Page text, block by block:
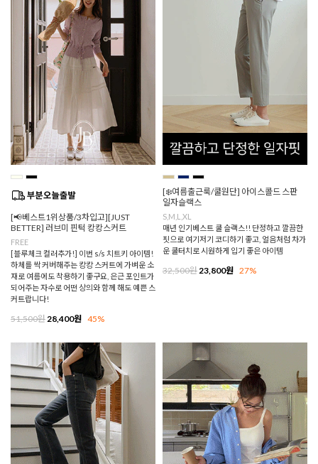
[📢베스트1위상품/3차입고][JUST
BETTER] 러브미 핀턱 캉캉스커트
FREE
[블루체크 컬러추가!] 이번 s/s 치트키 아이템!
하체를 싹 커버해주는 캉캉 스커트에 가벼운 소
재로 여름에도 착용하기 좋구요, 은근 포인트가
되어주는 자수로 어떤 상의와 함께 해도 예쁜 스
커트랍니다!
51,500원 28,400원 45%
[❄️여름출근룩/쿨원단] 아이스콜드 스판
일자슬랙스
S,M,L,XL
매년 인기베스트 쿨 슬랙스!! 단정하고 깔끔한
핏으로 여기저기 코디하기 좋고, 얼음처럼 차가
운 쿨터치로 시원하게 입기 좋은 아이템
32,500원 23,800원 27%